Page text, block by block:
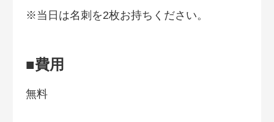
※当日は名刺を2枚お持ちください。
■費用
無料